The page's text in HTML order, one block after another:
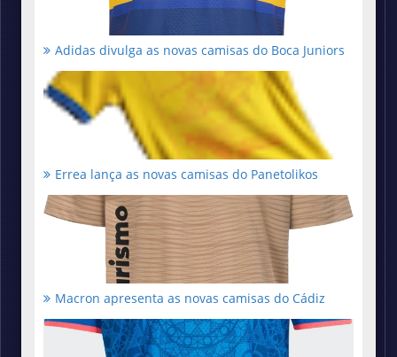
Adidas divulga as novas camisas do Boca Juniors
Errea lança as novas camisas do Panetolikos
Macron apresenta as novas camisas do Cádiz